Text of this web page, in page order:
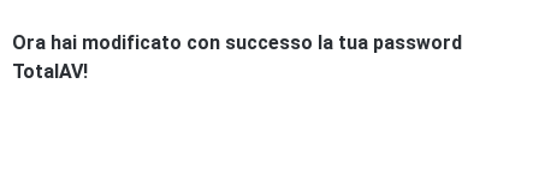
Ora hai modificato con successo la tua password
TotalAV!